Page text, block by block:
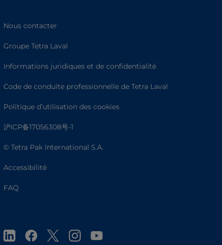
Nous contacter
Groupe Tetra Laval
Informations juridiques et de confidentialité
Code de conduite professionnelle de Tetra Laval
Politique d’utilisation des cookies
沪ICP备17056308号-1
© Tetra Pak International S.A.
Accessibilité
FAQ